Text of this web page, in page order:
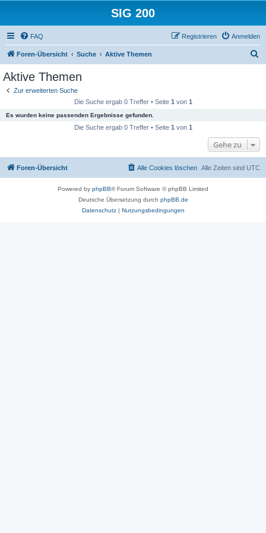
SIG 200
FAQ Anmelden
Registrieren
Foren-Übersicht Suche Aktive Themen
Aktive Themen
Zur erweiterten Suche
Die Suche ergab 0 Treffer • Seite 1 von 1
Es wurden keine passenden Ergebnisse gefunden.
Die Suche ergab 0 Treffer • Seite 1 von 1
Gehe zu
Foren-Übersicht Alle Zeiten sind UTC
Alle Cookies löschen
Powered by phpBB® Forum Software © phpBB Limited
Deutsche Übersetzung durch phpBB.de
Datenschutz| Nutzungsbedingungen